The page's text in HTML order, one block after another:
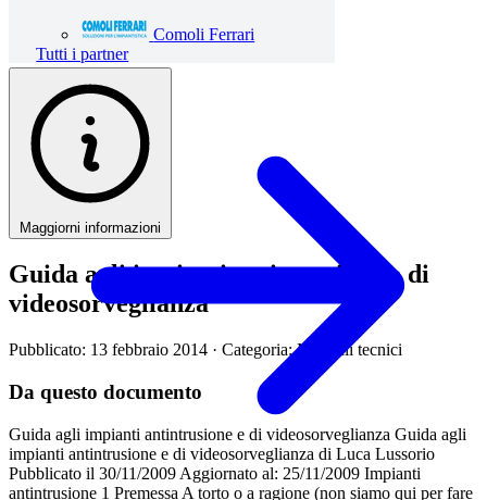
Comoli Ferrari
Tutti i partner
Maggiorni informazioni
Guida agli impianti antintrusione e di
videosorveglianza
Pubblicato: 13 febbraio 2014 · Categoria: Manuali tecnici
Da questo documento
Guida agli impianti antintrusione e di videosorveglianza Guida agli
impianti antintrusione e di videosorveglianza di Luca Lussorio
Pubblicato il 30/11/2009 Aggiornato al: 25/11/2009 Impianti
antintrusione 1 Premessa A torto o a ragione (non siamo qui per fare